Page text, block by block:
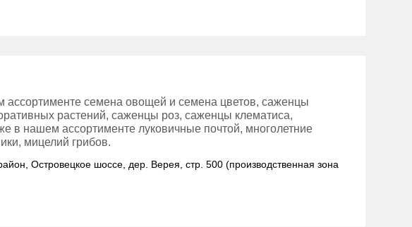
семена овощей и семена цветов, саженцы
растений, саженцы роз, саженцы клематиса,
в нашем ассортименте луковичные почтой, многолетние
мицелий грибов.
Островецкое шоссе, дер. Верея, стр. 500 (производственная зона